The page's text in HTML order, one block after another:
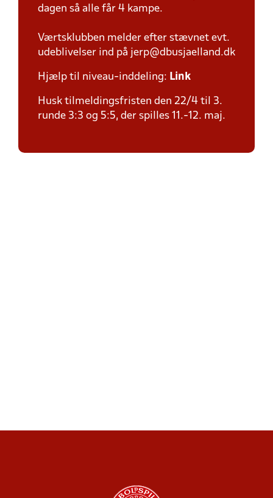
dagen så alle får 4 kampe.
Værtsklubben melder efter stævnet evt.
udeblivelser ind på jerp@dbusjaelland.dk
Hjælp til niveau-inddeling: Link
Husk tilmeldingsfristen den 22/4 til 3.
runde 3:3 og 5:5, der spilles 11.-12. maj.